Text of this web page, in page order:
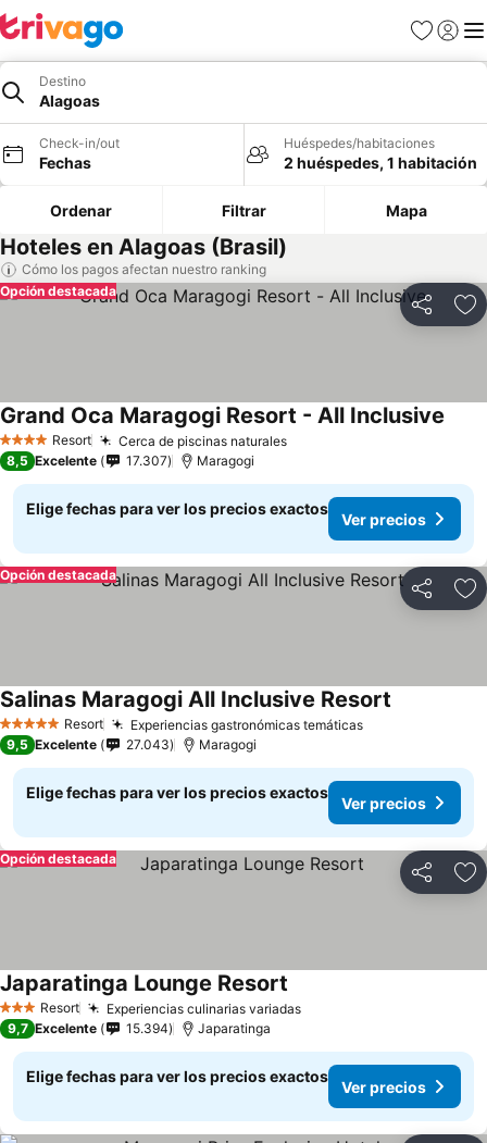
Favoritos
Iniciar
Destino
Alagoas
Check-in/out
Fechas
Huéspedes/habitaciones
2 huéspedes, 1 habitación
Ordenar Filtrar Mapa
Hoteles en Alagoas (Brasil)
Cómo los pagos afectan nuestro ranking
Compartir
Opción destacada
4 EstrellasResort Cerca de piscinas naturalesVer precios
Grand Oca Maragogi Resort - All Inclusive
8,5 Excelente 17.307 Maragogi
Elige fechas para ver los precios exactos
Ver precios
Compartir
Opción destacada
5 Estrellas Resort Experiencias gastronómicas temáticasVer precios
Salinas Maragogi All Inclusive Resort
9,5 Excelente 27.043 Maragogi
Elige fechas para ver los precios exactos
Ver precios
Compartir
Opción destacada
3 EstrellasResort Experiencias culinarias variadasVer precios
Japaratinga Lounge Resort
9,7 Excelente 15.394 Japaratinga
Elige fechas para ver los precios exactos
Ver precios